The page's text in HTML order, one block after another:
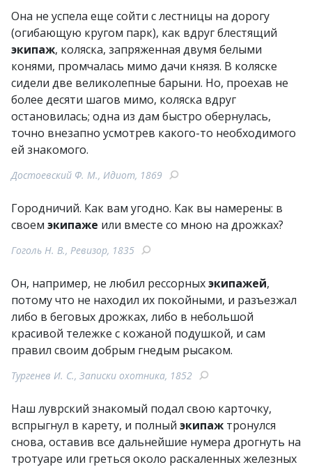
Она не успела еще сойти с лестницы на дорогу
(огибающую кругом парк), как вдруг блестящий
экипаж, коляска, запряженная двумя белыми
конями, промчалась мимо дачи князя. В коляске
сидели две великолепные барыни. Но, проехав не
более десяти шагов мимо, коляска вдруг
остановилась; одна из дам быстро обернулась,
точно внезапно усмотрев какого-то необходимого
ей знакомого.
Достоевский Ф. М., Идиот, 1869
Городничий. Как вам угодно. Как вы намерены: в
своем экипаже или вместе со мною на дрожках?
Гоголь Н. В., Ревизор, 1835
Он, например, не любил рессорныхэкипажей,
потому что не находил их покойными, и разъезжал
либо в беговых дрожках, либо в небольшой
красивой тележке с кожаной подушкой, и сам
правил своим добрым гнедым рысаком.
Тургенев И. С., Записки охотника, 1852
Наш луврский знакомый подал свою карточку,
вспрыгнул в карету, и полный экипаж тронулся
снова, оставив все дальнейшие нумера дрогнуть на
тротуаре или греться около раскаленных железных